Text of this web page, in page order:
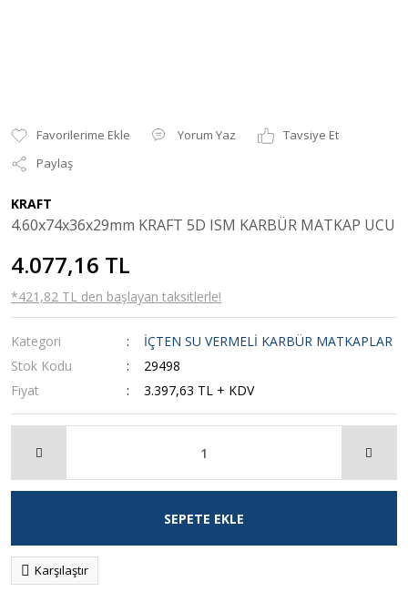
Yorum Yaz
Tavsiye Et
Paylaş
KRAFT
4.60x74x36x29mm KRAFT 5D ISM KARBÜR MATKAP UCU
4.077,16 TL
*421,82 TL den başlayan taksitlerle!
Kategori
İÇTEN SU VERMELİ KARBÜR MATKAPLAR
Stok Kodu
29498
Fiyat
3.397,63 TL + KDV
SEPETE EKLE
Karşılaştır